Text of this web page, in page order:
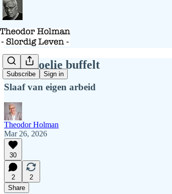
Subscribe Sign in
Deze koelie buffelt
Slaaf van eigen arbeid
Theodor Holman
Mar 26, 2026
30
2
2
Share